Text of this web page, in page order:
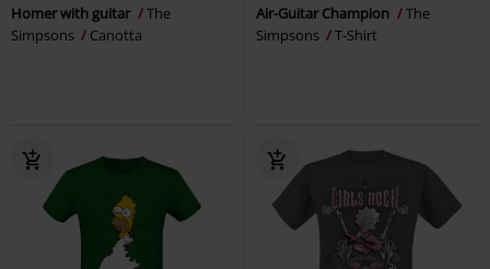
Homer with guitar
The
Simpsons
Canotta
Air-Guitar Champion
The
Simpsons
T-Shirt